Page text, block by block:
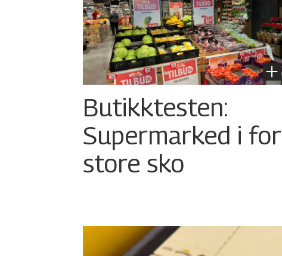
Butikktesten:
Supermarked i for
store sko